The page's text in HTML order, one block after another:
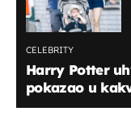
CELEBRITY
Harry Potter
pokazao u